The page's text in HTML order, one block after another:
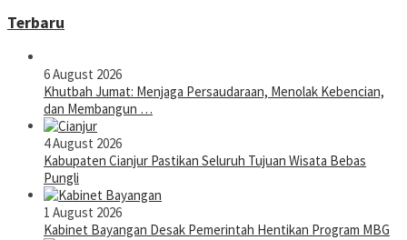
Terbaru
6 August 2026
Khutbah Jumat: Menjaga Persaudaraan, Menolak Kebencian,
dan Membangun …
4 August 2026
Kabupaten Cianjur Pastikan Seluruh Tujuan Wisata Bebas
Pungli
1 August 2026
Kabinet Bayangan Desak Pemerintah Hentikan Program MBG